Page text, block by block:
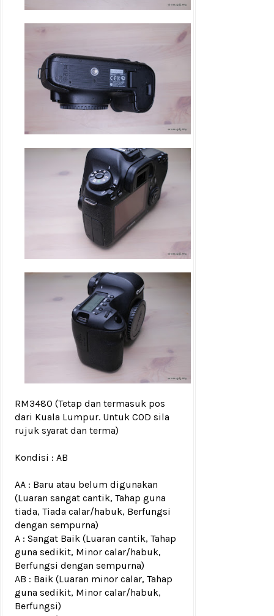
RM3480 (Tetap dan termasuk pos
dari Kuala Lumpur. Untuk COD sila
rujuk syarat dan terma)
Kondisi : AB
AA : Baru atau belum digunakan
(Luaran sangat cantik, Tahap guna
tiada, Tiada calar/habuk, Berfungsi
dengan sempurna)
A : Sangat Baik (Luaran cantik, Tahap
guna sedikit, Minor calar/habuk,
Berfungsi dengan sempurna)
AB : Baik (Luaran minor calar, Tahap
guna sedikit, Minor calar/habuk,
Berfungsi)